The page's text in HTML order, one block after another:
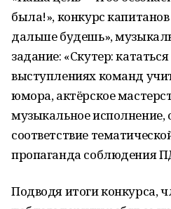
была!», конкурс
дальше будешь»,
задание: «Скутер:
выступлениях команд
юмора, ак­тёрское
музыкальное исполнение,
соответствие
пропаганда со­блюдения
Подводя итоги конкурса,